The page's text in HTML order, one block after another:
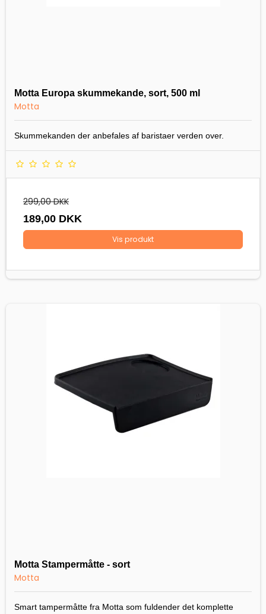
Motta Europa skummekande, sort, 500 ml
Motta
Skummekanden der anbefales af baristaer verden over.
299,00 DKK
189,00 DKK
Vis produkt
Motta Stampermåtte - sort
Motta
Smart tampermåtte fra Motta som fuldender det komplette